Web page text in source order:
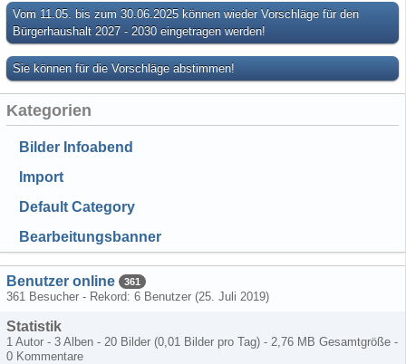
Vom 11.05. bis zum 30.06.2025 können wieder Vorschläge für den
Bürgerhaushalt 2027 - 2030 eingetragen werden!
Sie können für die Vorschläge abstimmen!
Kategorien
Bilder Infoabend
Import
Default Category
Bearbeitungsbanner
Benutzer online 361
361 Besucher - Rekord: 6 Benutzer (25. Juli 2019)
Statistik
1 Autor - 3 Alben - 20 Bilder (0,01 Bilder pro Tag) - 2,76 MB Gesamtgröße -
0 Kommentare